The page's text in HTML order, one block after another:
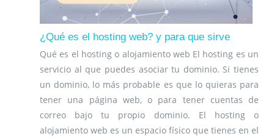
¿Qué es el hosting web? y para que sirve
Qué es el hosting o alojamiento web El hosting es un
servicio al que puedes asociar tu dominio. Si tienes
un dominio, lo más probable es que lo quieras para
tener una página web, o para tener cuentas de
correo bajo tu propio dominio. El hosting o
alojamiento web es un espacio físico que tienes en el